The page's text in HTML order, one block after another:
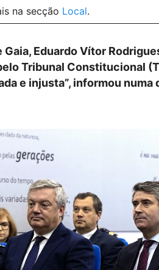
na secção Local.
Eduardo Vítor
Tribunal Constitucional
e injusta”, informou numa